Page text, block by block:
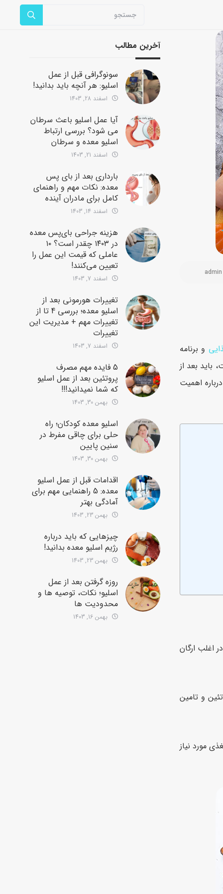
admin
و برنامه
باید بعد از
اهمیت
اغلب ارگان
و تامین
مورد نیاز
آخرین مطالب
سونوگرافی قبل از عمل
اسلیو: هر آنچه باید بدانید!
اسفند 28, 1403
آیا عمل اسلیو باعث سرطان
می شود؟ بررسی ارتباط
اسلیو معده و سرطان
اسفند 21, 1403
بارداری بعد از بای پس
معده: نکات مهم و راهنمای
کامل برای مادران آینده
اسفند 14, 1403
هزینه جراحی بای‌پس معده
در ۱۴۰۳ چقدر است؟ ۱۰
عاملی که قیمت این عمل را
تعیین می‌کنند!
اسفند 7, 1403
تغییرات هورمونی بعد از
اسلیو معده؛ بررسی 4 تا از
تغییرات مهم + مدیریت این
تغییرات
اسفند 7, 1403
5 فایده مهم مصرف
پروتئین بعد از عمل اسلیو
که شما نمیدانید!!!
بهمن 30, 1403
اسلیو معده کودکان؛ راه
حلی برای چاقی مفرط در
سنین پایین
بهمن 30, 1403
اقدامات قبل از عمل اسلیو
معده: 5 راهنمایی مهم برای
آمادگی بهتر
بهمن 23, 1403
چیزهایی که باید درباره
رژیم اسلیو معده بدانید!
بهمن 23, 1403
روزه گرفتن بعد از عمل
اسلیو؛ نکات، توصیه ها و
محدودیت ها
بهمن 16, 1403